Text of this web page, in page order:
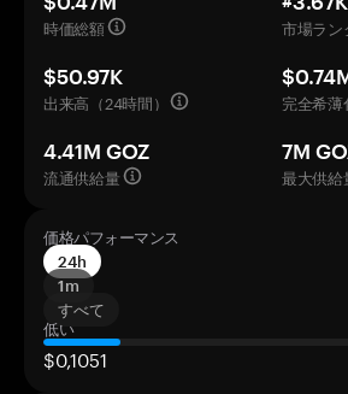
時価総額
市場ラン
$50.97K
出来高（24時間）
4.41M GOZ
流通供給量
7M
最大供給
価格パフォーマンス
24h
1m
すべて
低い
$0,1051